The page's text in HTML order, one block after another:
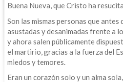
Buena Nueva, que Cristo ha
Son las mismas personas que
asustadas y desanimadas frente a
y ahora salen públicamente
el martirio, gracias a la fuerza del
miedos y temores.
Eran un corazón solo y un alma